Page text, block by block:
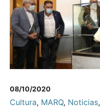
08/10/2020
Cultura, MARQ, Noticias,